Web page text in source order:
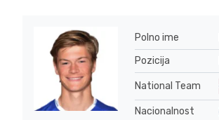
Polno ime
Pozicija
National Team
Nacionalnost